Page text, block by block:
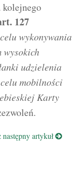
127
wykonywania
wysokich
udzielenia
mobilności
Karty
artykuł